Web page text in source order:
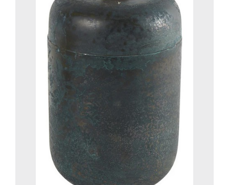
ADD TO CART /
DÉTAILS